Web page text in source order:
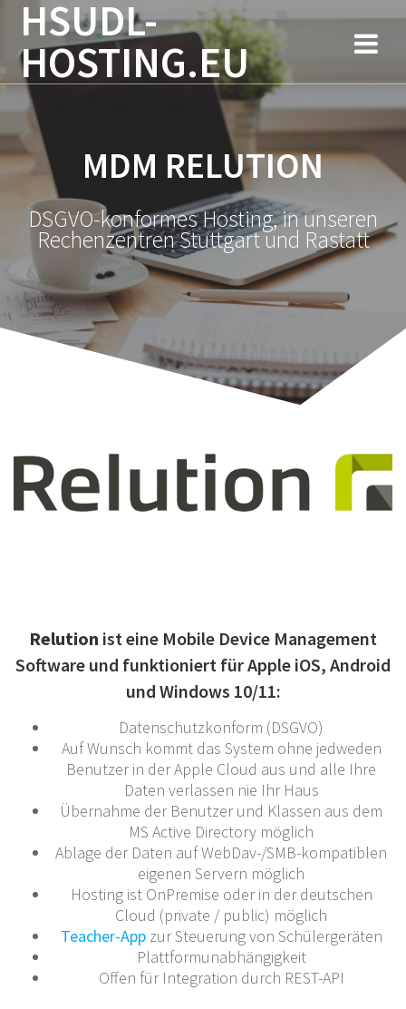
Zum
Inhalt
springen
HSUDL-
HOSTING.EU
MDM RELUTION
DSGVO-konformes Hosting, in unseren
Rechenzentren Stuttgart und Rastatt
Relution ist eine Mobile Device Management
Software und funktioniert für Apple iOS, Android
und Windows 10/11:
Datenschutzkonform (DSGVO)
Auf Wunsch kommt das System ohne jedweden
Benutzer in der Apple Cloud aus und alle Ihre
Daten verlassen nie Ihr Haus
Übernahme der Benutzer und Klassen aus dem
MS Active Directory möglich
Ablage der Daten auf WebDav-/SMB-kompatiblen
eigenen Servern möglich
Hosting ist OnPremise oder in der deutschen
Cloud (private / public) möglich
Teacher-Appzur Steuerung von Schülergeräten
Plattformunabhängigkeit
Offen für Integration durch REST-API